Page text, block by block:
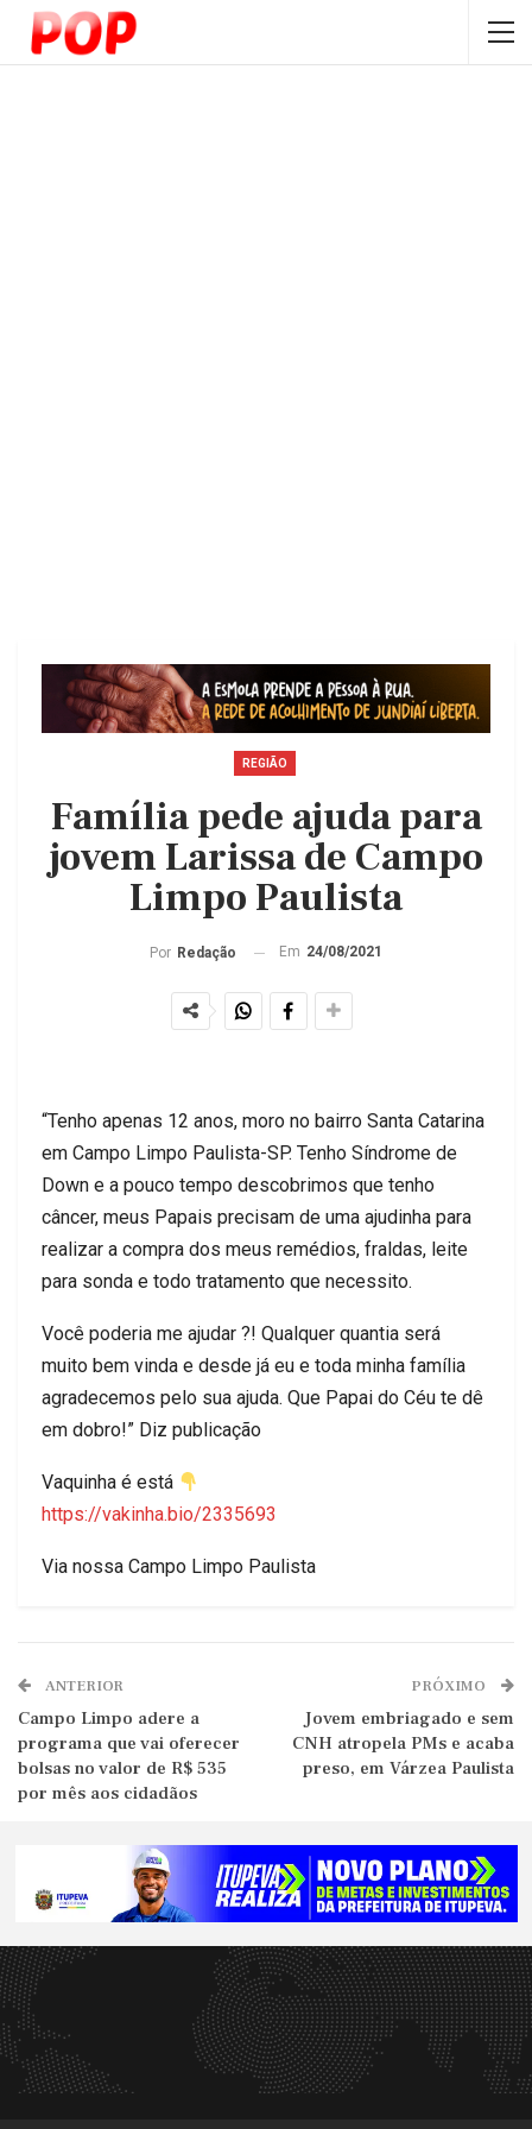
REGIÃO
Família pede ajuda para
jovem Larissa de Campo
Limpo Paulista
Por Redação Em 24/08/2021
“Tenho apenas 12 anos, moro no bairro Santa Catarina
em Campo Limpo Paulista-SP. Tenho Síndrome de
Down e a pouco tempo descobrimos que tenho
câncer, meus Papais precisam de uma ajudinha para
realizar a compra dos meus remédios, fraldas, leite
para sonda e todo tratamento que necessito.
Você poderia me ajudar ?! Qualquer quantia será
muito bem vinda e desde já eu e toda minha família
agradecemos pelo sua ajuda. Que Papai do Céu te dê
em dobro!” Diz publicação
Vaquinha é está
https://vakinha.bio/2335693
Via nossa Campo Limpo Paulista
ANTERIOR
Campo Limpo adere a
programa que vai oferecer
bolsas no valor de R$ 535
por mês aos cidadãos
PRÓXIMO
Jovem embriagado e sem
CNH atropela PMs e acaba
preso, em Várzea Paulista